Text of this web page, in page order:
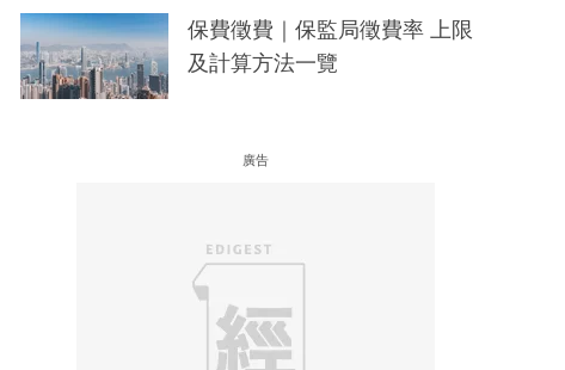
保費徵費｜保監局徵費率 上限
及計算方法一覽
廣告